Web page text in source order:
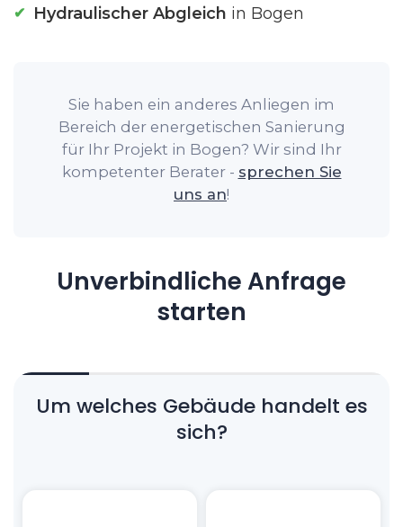
Hydraulischer Abgleich in Bogen
Sie haben ein anderes Anliegen im
Bereich der energetischen Sanierung
für Ihr Projekt in Bogen? Wir sind Ihr
kompetenter Berater - sprechen Sie
uns an!
Unverbindliche Anfrage
starten